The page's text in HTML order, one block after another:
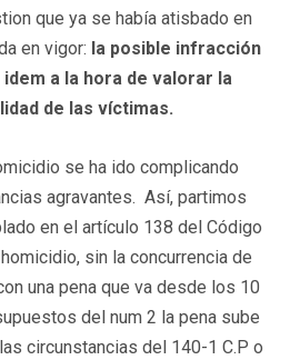
que ya se había atisbado en
en vigor: la posible infracción
a la hora de valorar la
de las víctimas.
se ha ido complicando
agravantes. Así, partimos
en el artículo 138 del Código
sin la concurrencia de
una pena que va desde los 10
del num 2 la pena sube
circunstancias del 140-1 C.P o